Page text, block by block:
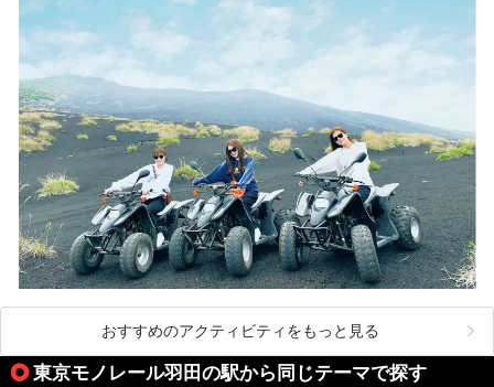
おすすめのアクティビティをもっと見る
東京モノレール羽田の駅から同じテーマで探す